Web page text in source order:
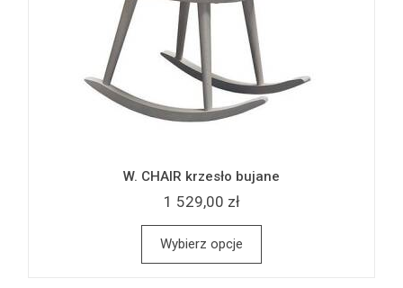
W. CHAIR krzesło bujane
1 529,00 zł
Wybierz opcje